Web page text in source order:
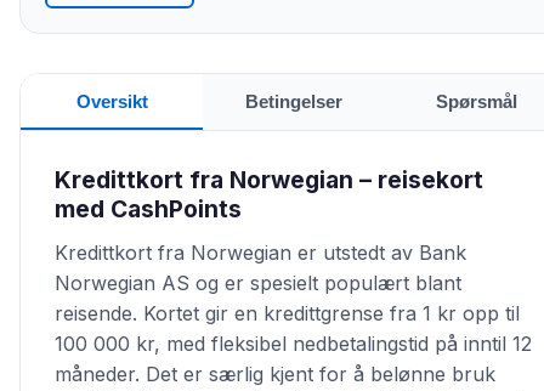
Oversikt Betingelser Spørsmål
Kredittkort fra Norwegian – reisekort
med CashPoints
Kredittkort fra Norwegian er utstedt av Bank
Norwegian AS og er spesielt populært blant
reisende. Kortet gir en kredittgrense fra 1 kr opp til
100 000 kr, med fleksibel nedbetalingstid på inntil 12
måneder. Det er særlig kjent for å belønne bruk